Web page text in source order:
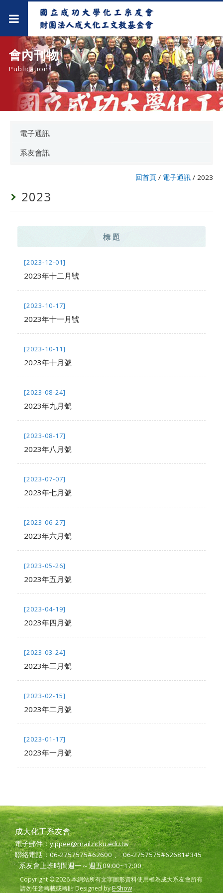
會內刊物
Publication
電子通訊
系友會訊
回首頁 / 電子通訊 / 2023
2023
標 題
[2023-12-01]
2023年十二月號
[2023-10-17]
2023年十一月號
[2023-10-11]
2023年十月號
[2023-08-24]
2023年九月號
[2023-08-17]
2023年八月號
[2023-07-07]
2023年七月號
[2023-06-27]
2023年六月號
[2023-05-26]
2023年五月號
[2023-04-19]
2023年四月號
[2023-03-24]
2023年三月號
[2023-02-15]
2023年二月號
[2023-01-17]
2023年一月號
成大化工系友會
電子郵件：yippee@mail.ncku.edu.tw
聯絡電話：06-2757575#62600 、 06-2757575#62681#345
系友會上班時間週一～週五09:00~17:00
Copyright © 2026 本網站所有文字圖形資料使用權為成大系友會所有
請勿任意轉載或轉貼 Designed byE-Show